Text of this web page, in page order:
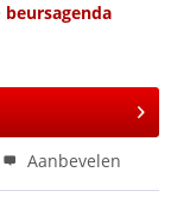
beursagenda
Aanbevelen